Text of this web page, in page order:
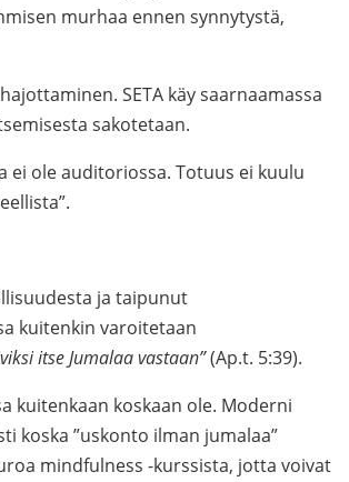
murhaa ennen synnytystä,
SETA käy saarnaamassa
sakotetaan.
ei ole auditoriossa. Totuus ei kuulu
ja taipunut
kuitenkin varoitetaan
itse Jumalaa vastaan”(Ap.t. 5:39).
kuitenkaan koskaan ole. Moderni
koska ”uskonto ilman jumalaa”
mindfulness -kurssista, jotta voivat